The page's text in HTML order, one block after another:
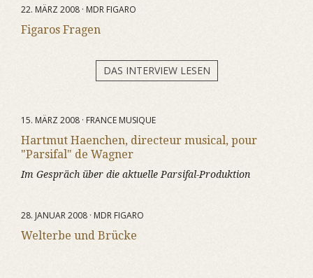
22. MÄRZ 2008 · MDR FIGARO
Figaros Fragen
DAS INTERVIEW LESEN
15. MÄRZ 2008 · FRANCE MUSIQUE
Hartmut Haenchen, directeur musical, pour
"Parsifal" de Wagner
Im Gespräch über die aktuelle Parsifal-Produktion
28. JANUAR 2008 · MDR FIGARO
Welterbe und Brücke